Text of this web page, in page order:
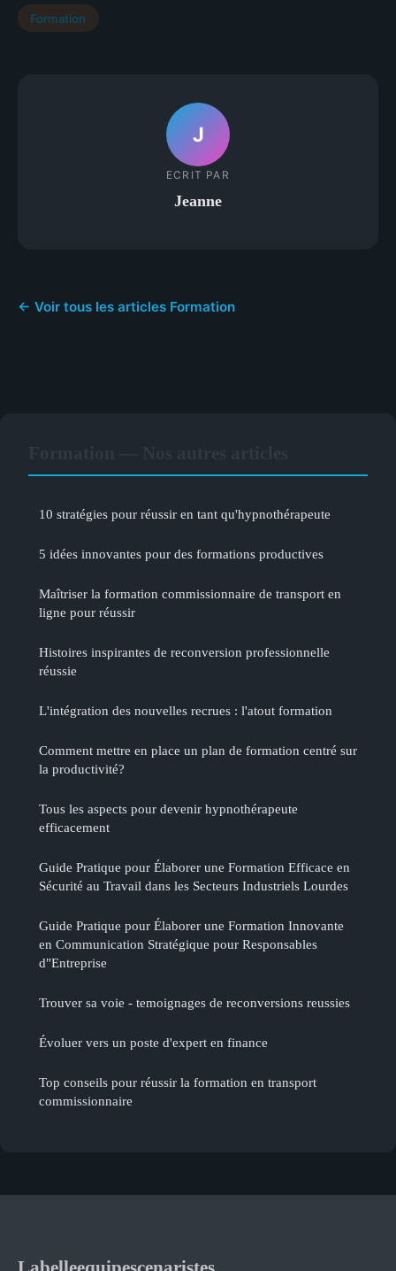
Formation
J
ECRIT PAR
Jeanne
← Voir tous les articles Formation
10 stratégies pour réussir en tant qu'hypnothérapeute
5 idées innovantes pour des formations productives
Maîtriser la formation commissionnaire de transport en
ligne pour réussir
Histoires inspirantes de reconversion professionnelle
réussie
L'intégration des nouvelles recrues : l'atout formation
Comment mettre en place un plan de formation centré sur
la productivité?
Tous les aspects pour devenir hypnothérapeute
efficacement
Guide Pratique pour Élaborer une Formation Efficace en
Sécurité au Travail dans les Secteurs Industriels Lourdes
Guide Pratique pour Élaborer une Formation Innovante
en Communication Stratégique pour Responsables
d"Entreprise
Trouver sa voie - temoignages de reconversions reussies
Évoluer vers un poste d'expert en finance
Top conseils pour réussir la formation en transport
commissionnaire
Labelleequipescenaristes